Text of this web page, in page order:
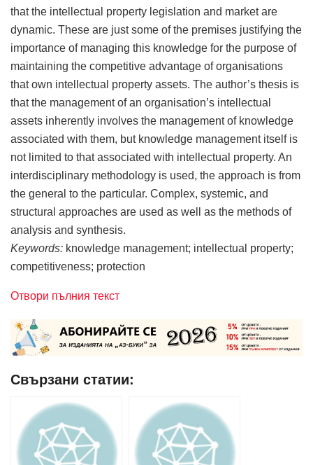
that the intellectual property legislation and market are
dynamic. These are just some of the premises justifying the
importance of managing this knowledge for the purpose of
maintaining the competitive advantage of organisations
that own intellectual property assets. The author’s thesis is
that the management of an organisation’s intellectual
assets inherently involves the management of knowledge
associated with them, but knowledge management itself is
not limited to that associated with intellectual property. An
interdisciplinary methodology is used, the approach is from
the general to the particular. Complex, systemic, and
structural approaches are used as well as the methods of
analysis and synthesis.
Keywords: knowledge management; intellectual property;
competitiveness; protection
Отвори пълния текст
Свързани статии: